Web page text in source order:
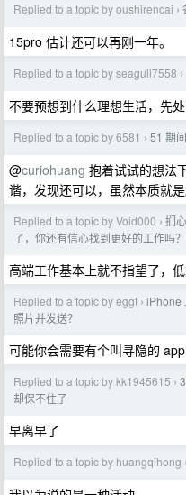
Replied to a topic by oushirencai ›
15pro 估计还可以再刚一年。
Replied to a topic by seagull7558 ›
不要预想到什么理想生活，先
Replied to a topic by 6581 › 51 期
@curiohuang 抱着试试的想法
谐，发现还可以，虽然本质就是
Replied to a topic by Void000 › 扪
了，你还有信心找到更好的工作吗？
高端工作基本上就不指望了，低
Replied to a topic by eggt › iPhone
照片并发送？
可能你会需要有个叫寻隐的 app
Replied to a topic by kk1945615 ›
却保不住了
早离早了
Replied to a topic by huangqihong ›